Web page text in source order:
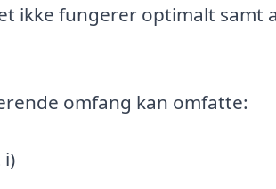
ikke fungerer optimalt samt
omfang kan omfatte: